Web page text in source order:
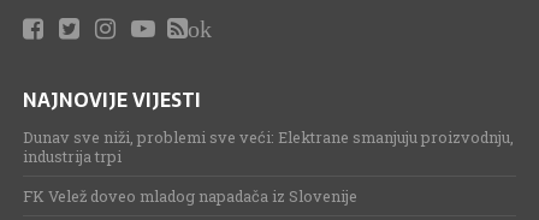
ok
NAJNOVIJE VIJESTI
Dunav sve niži, problemi sve veći: Elektrane smanjuju proizvodnju,
industrija trpi
FK Velež doveo mladog napadača iz Slovenije